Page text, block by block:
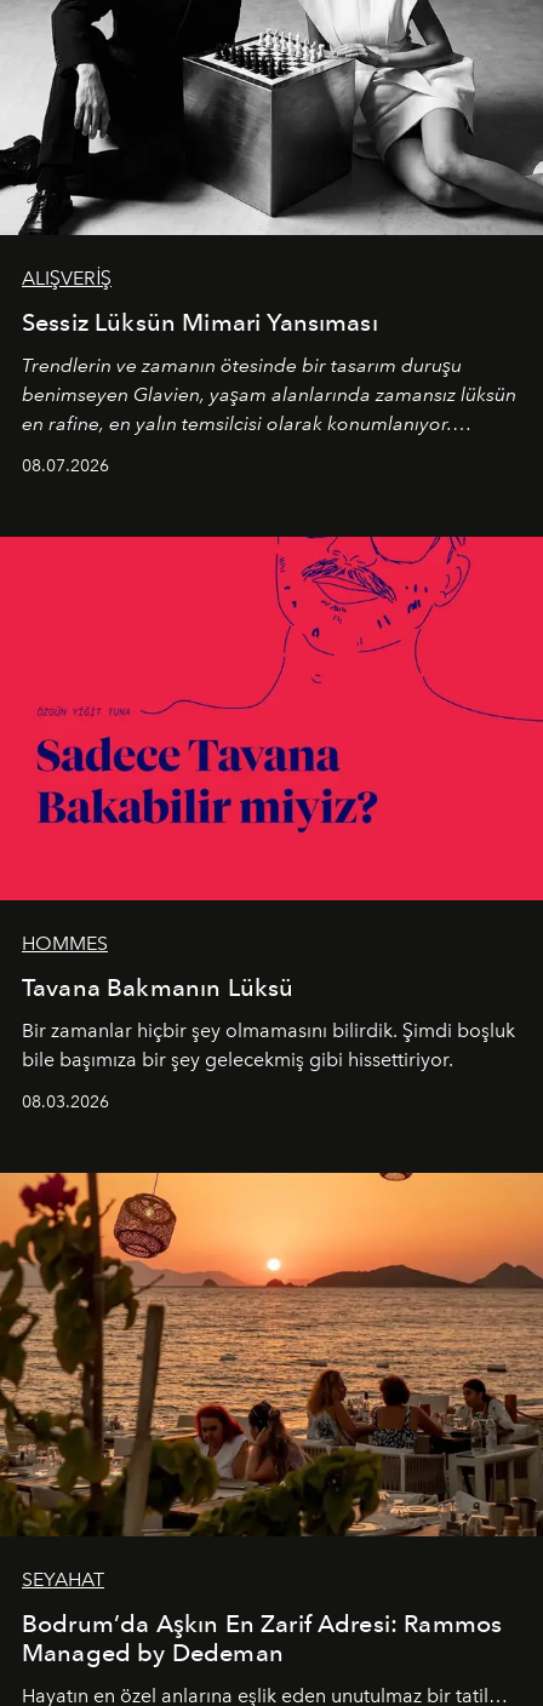
ALIŞVERİŞ
Sessiz Lüksün Mimari Yansıması
Trendlerin ve zamanın ötesinde bir tasarım duruşu
benimseyen Glavien, yaşam alanlarında zamansız lüksün
en rafine, en yalın temsilcisi olarak konumlanıyor.
08.07.2026
HOMMES
Tavana Bakmanın Lüksü
Bir zamanlar hiçbir şey olmamasını bilirdik. Şimdi boşluk
bile başımıza bir şey gelecekmiş gibi hissettiriyor.
08.03.2026
SEYAHAT
Bodrum’da Aşkın En Zarif Adresi: Rammos
Managed by Dedeman
Hayatın en özel anlarına eşlik eden unutulmaz bir tatil…